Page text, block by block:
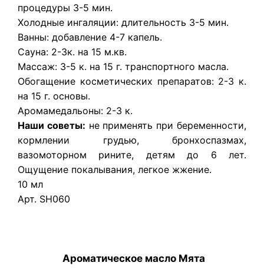
процедуры 3-5 мин.
Холодные ингаляции: длительность 3-5 мин.
Ванны: добавление 4-7 капель.
Сауна: 2-3к. на 15 м.кв.
Массаж: 3-5 к. на 15 г. транспортного масла.
Обогащение косметических препаратов: 2-3 к.
на 15 г. основы.
Аромамедальоны: 2-3 к.
Наши советы: не применять при беременности,
кормлении грудью, бронхоспазмах,
вазомоторном рините, детям до 6 лет.
Ощущение покалывания, легкое жжение.
10 мл
Арт. SH060
Ароматическое масло Мята